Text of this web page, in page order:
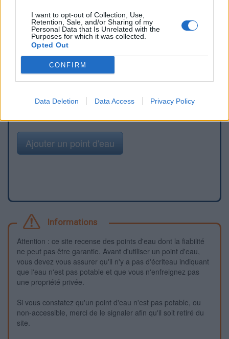
I want to opt-out of Collection, Use,
Retention, Sale, and/or Sharing of my
Personal Data that Is Unrelated with the
Purposes for which it was collected.
Opted Out
CONFIRM
Data Deletion Data Access Privacy Policy
Signaler une erreur
Ajouter un point d'eau
Informations
Attention : ce site recense des points d'eau dont la fiabilité
ne peut pas être garantie. Avant d'utiliser un point d'eau,
vous devez vous assurer qu'il n'y a pas d'écriteau indiquant
que l'eau n'est pas potable et que vous n'enfreignez pas
une propriété privée.
Si vous constatez qu'un point d'eau n'est pas potable, ou
non-accessible, merci de le signaler afin qu'il soit retiré du
site.